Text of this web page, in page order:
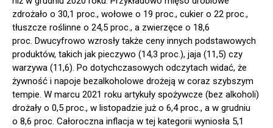
zdrożało o 30,1 proc., wołowe o 19 proc., cukier o 22 proc.,
tłuszcze roślinne o 24,5 proc., a zwierzęce o 18,6
proc. Dwucyfrowo wzrosły także ceny innych podstawowych
produktów, takich jak pieczywo (14,3 proc.), jaja (11,5) czy
warzywa (11,6). Po dotychczasowych odczytach widać, że
żywność i napoje bezalkoholowe drożeją w coraz szybszym
tempie. W marcu 2021 roku artykuły spożywcze (bez alkoholi)
drożały o 0,5 proc., w listopadzie już o 6,4 proc., a w grudniu
o 8,6 proc. Całoroczna inflacja w tej kategorii wyniosła 5,1